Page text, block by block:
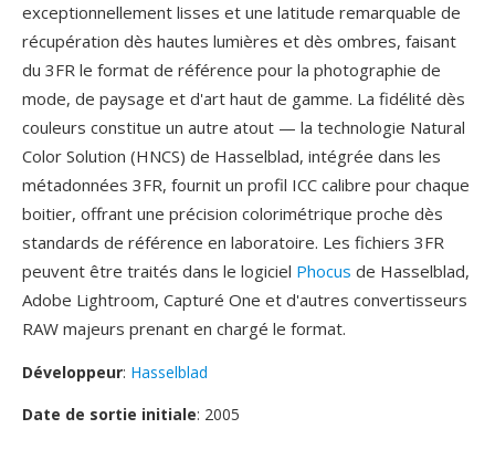
exceptionnellement lisses et une latitude remarquable de
récupération dès hautes lumières et dès ombres, faisant
du 3FR le format de référence pour la photographie de
mode, de paysage et d'art haut de gamme. La fidélité dès
couleurs constitue un autre atout — la technologie Natural
Color Solution (HNCS) de Hasselblad, intégrée dans les
métadonnées 3FR, fournit un profil ICC calibre pour chaque
boitier, offrant une précision colorimétrique proche dès
standards de référence en laboratoire. Les fichiers 3FR
peuvent être traités dans le logiciel Phocus de Hasselblad,
Adobe Lightroom, Capturé One et d'autres convertisseurs
RAW majeurs prenant en chargé le format.
Développeur: Hasselblad
Date de sortie initiale: 2005